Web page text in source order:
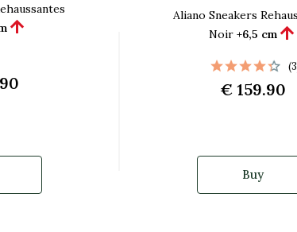

Aliano Sneakers
Noir +6,5 cm 
€ 159.90
Buy